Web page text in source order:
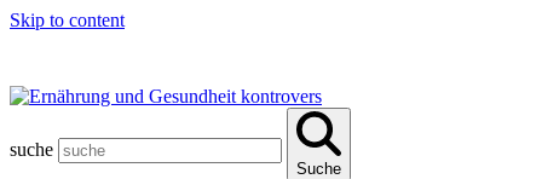
Skip to content
suche
Suche